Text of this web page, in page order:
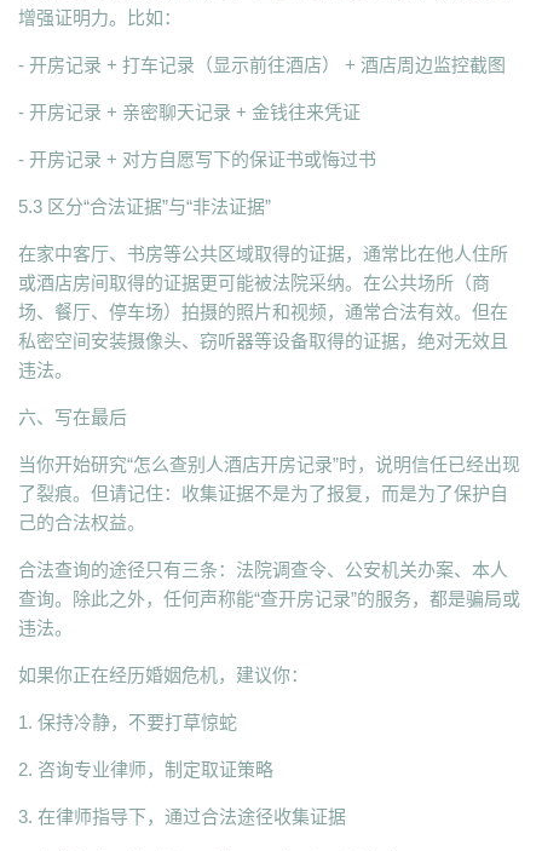
增强证明力。比如：
- 开房记录 + 打车记录（显示前往酒店） + 酒店周边监控截图
- 开房记录 + 亲密聊天记录 + 金钱往来凭证
- 开房记录 + 对方自愿写下的保证书或悔过书
5.3 区分“合法证据”与“非法证据”
在家中客厅、书房等公共区域取得的证据，通常比在他人住所
或酒店房间取得的证据更可能被法院采纳。在公共场所（商
场、餐厅、停车场）拍摄的照片和视频，通常合法有效。但在
私密空间安装摄像头、窃听器等设备取得的证据，绝对无效且
违法。
六、写在最后
当你开始研究“怎么查别人酒店开房记录”时，说明信任已经出现
了裂痕。但请记住：收集证据不是为了报复，而是为了保护自
己的合法权益。
合法查询的途径只有三条：法院调查令、公安机关办案、本人
查询。除此之外，任何声称能“查开房记录”的服务，都是骗局或
违法。
如果你正在经历婚姻危机，建议你：
1. 保持冷静，不要打草惊蛇
2. 咨询专业律师，制定取证策略
3. 在律师指导下，通过合法途径收集证据